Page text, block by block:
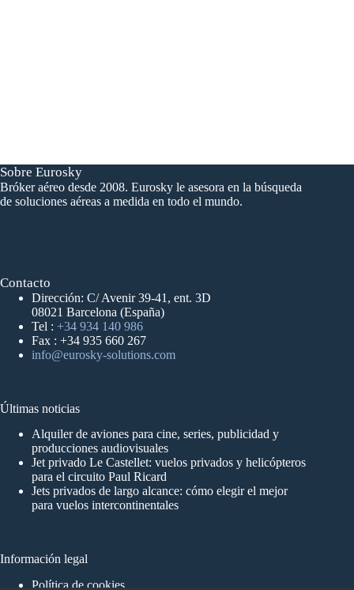
Sobre Eurosky
Bróker aéreo desde 2008. Eurosky le asesora en la búsqueda
de soluciones aéreas a medida en todo el mundo.
Contacto
Dirección: C/ Avenir 39-41, ent. 3D
08021 Barcelona (España)
Tel : +34 934 140 986
Fax : +34 935 660 267
info@eurosky-solutions.com
Últimas noticias
Alquiler de aviones para cine, series, publicidad y
producciones audiovisuales
Jet privado Le Castellet: vuelos privados y helicópteros
para el circuito Paul Ricard
Jets privados de largo alcance: cómo elegir el mejor
para vuelos intercontinentales
Información legal
Política de cookies